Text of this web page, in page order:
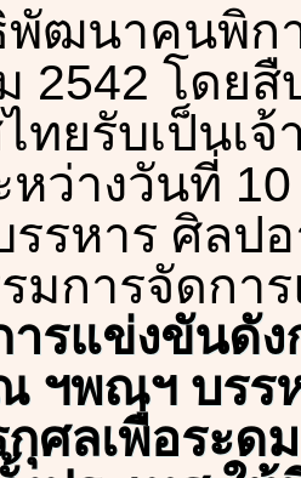
ฒนาคนพิกา
2542 โดยสื
ทยรับเป็นเ
หว่างวันที่
รหาร ศิลป
มการจัดกา
ารแข่งขันดั
ฯพณฯ บรร
กุศลเพื่อระ